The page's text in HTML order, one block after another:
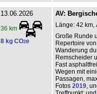
13.06.2026
36 km
8 kg CO2e
AV:
Länge: 42 km,
Große Runde
Repertoire
Wanderung
Remscheider
Fast
Wegen mit
Passagen,
Fotos 2019,